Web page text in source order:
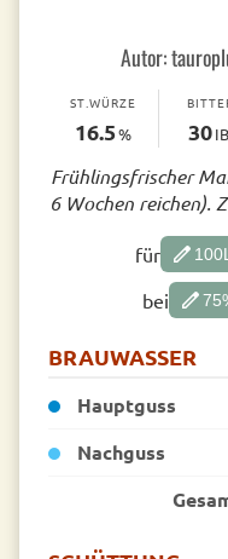
Autor:
ST.WÜRZE
16.5% 30
Frühlingsfrischer
6 Wochen reichen).
für edit 100
bei edit75
BRAUWASSER
Hauptguss
Nachguss